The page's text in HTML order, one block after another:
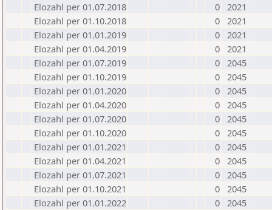
Elozahl per 01.07.2018
0 2021
Elozahl per 01.10.2018
0 2021
Elozahl per 01.01.2019
0 2021
Elozahl per 01.04.2019
0 2021
Elozahl per 01.07.2019
0 2045
Elozahl per 01.10.2019
0 2045
Elozahl per 01.01.2020
0 2045
Elozahl per 01.04.2020
0 2045
Elozahl per 01.07.2020
0 2045
Elozahl per 01.10.2020
0 2045
Elozahl per 01.01.2021
0 2045
Elozahl per 01.04.2021
0 2045
Elozahl per 01.07.2021
0 2045
Elozahl per 01.10.2021
0 2045
Elozahl per 01.01.2022
0 2045